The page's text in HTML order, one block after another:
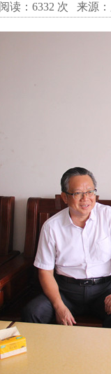
读： 6332 次 来源：